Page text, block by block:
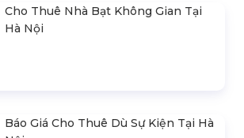
Cho Thuê Nhà Bạt Không Gian Tại
Hà Nội
Báo Giá Cho Thuê Dù Sự Kiện Tại Hà